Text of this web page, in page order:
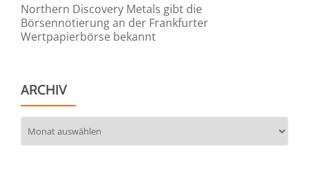
Northern Discovery Metals gibt die
Börsennotierung an der Frankfurter
Wertpapierbörse bekannt
ARCHIV